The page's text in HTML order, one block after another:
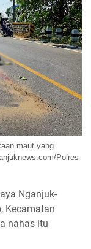
maut yang
Polres
Nganjuk-
Kecamatan
nahas itu